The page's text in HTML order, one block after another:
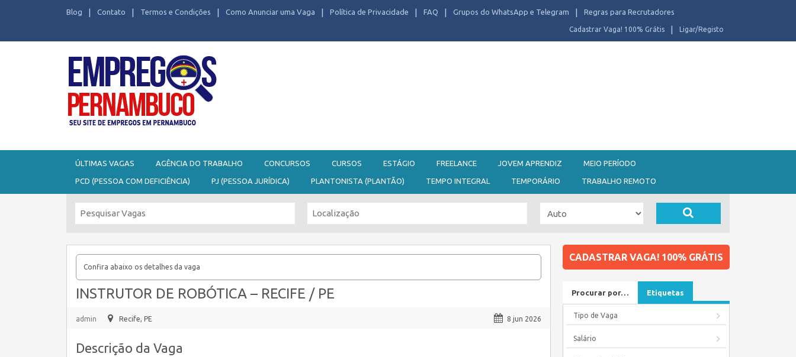
Blog Contato Termos e Condições Como Anunciar uma Vaga Política de Privacidade FAQ Grupos do WhatsApp e Telegram Regras para Recrutadores
Ligar/Registo
Cadastrar Vaga! 100% Grátis
ÚLTIMAS VAGAS AGÊNCIA DO TRABALHO CONCURSOS CURSOS ESTÁGIO FREELANCE JOVEM APRENDIZ MEIO PERÍODO
PCD (PESSOA COM DEFICIÊNCIA) PJ (PESSOA JURÍDICA) PLANTONISTA (PLANTÃO) TEMPO INTEGRAL TEMPORÁRIO TRABALHO REMOTO
Confira abaixo os detalhes da vaga
INSTRUTOR DE ROBÓTICA – RECIFE / PE
admin Recife, PE 8 jun 2026
Descrição da Vaga
CADASTRAR VAGA! 100% GRÁTIS
Procurar por… Etiquetas
Tipo de Vaga
Salário